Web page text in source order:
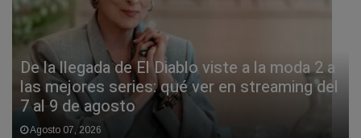
De la llegada de El Diablo viste a la moda 2 a
las mejores series: qué ver en streaming del
7 al 9 de agosto
Agosto 07, 2026